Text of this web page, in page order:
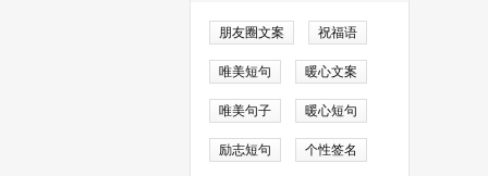
朋友圈文案 祝福语
唯美短句 暖心文案
唯美句子 暖心短句
励志短句 个性签名